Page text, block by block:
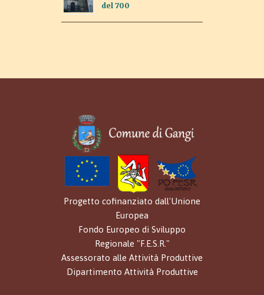
del 700
Progetto cofinanziato dall'Unione
Europea
Fondo Europeo di Sviluppo
Regionale "F.E.S.R."
Assessorato alle Attività Produttive
Dipartimento Attività Produttive